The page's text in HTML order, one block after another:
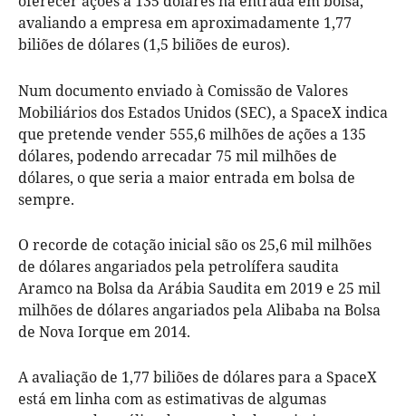
avaliando a empresa em aproximadamente 1,77
biliões de dólares (1,5 biliões de euros).
Num documento enviado à Comissão de Valores
Mobiliários dos Estados Unidos (SEC), a SpaceX indica
que pretende vender 555,6 milhões de ações a 135
dólares, podendo arrecadar 75 mil milhões de
dólares, o que seria a maior entrada em bolsa de
sempre.
O recorde de cotação inicial são os 25,6 mil milhões
de dólares angariados pela petrolífera saudita
Aramco na Bolsa da Arábia Saudita em 2019 e 25 mil
milhões de dólares angariados pela Alibaba na Bolsa
de Nova Iorque em 2014.
A avaliação de 1,77 biliões de dólares para a SpaceX
está em linha com as estimativas de algumas